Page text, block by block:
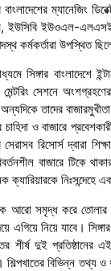
বাংলাদেশের ম্যানেজিং
ইউসিবি ইউওএল-
কর্মকর্তারা উপস্থিত
সিঙ্গার বাংলাদেশে
মেন্টরিং সেশনে
তাদের
চাহিদা ও বাজারে
রিসোর্স দ্বারা
বাজারে টিকে
ক্যারিয়ারকে নিঃসন্দেহে
আরো সমৃদ্ধ করে তোলার
এগিয়ে নিয়ে যাবে।
শীর্ষ দুই
বিভিন্ন তথ্য ও